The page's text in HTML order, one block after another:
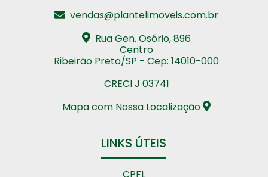
vendas@plantelimoveis.com.br
Rua Gen. Osório, 896
Centro
Ribeirão Preto/SP - Cep: 14010-000
CRECI J 03741
Mapa com Nossa Localização
LINKS ÚTEIS